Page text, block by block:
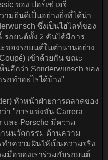
ของ ปอร์เช่ เอจี
ามยินดีเป็นอย่างยิ่งที่ได้นำ
ซึ่งเป็นไฮไลท์ของ
รถยนต์ทั้ง 2 คันได้มีการ
องรถยนต์ในตำนานอย่าง
เข้าด้วยกัน ขณะ
นอีกว่า Sonderwunsch ของ
รถทำอะไรได้บ้าง"
หัวหน้าฝ่ายการตลาดของ
ว่า "การแข่งขัน Carrera
และ Porsche มีความ
นนวัตกรรม ด้านความ
ำความฝันให้เป็นความจริง
มือของเราร่วมกับรถยนต์